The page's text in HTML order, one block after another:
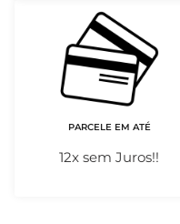
PARCELE EM ATÉ
12x sem Juros!!